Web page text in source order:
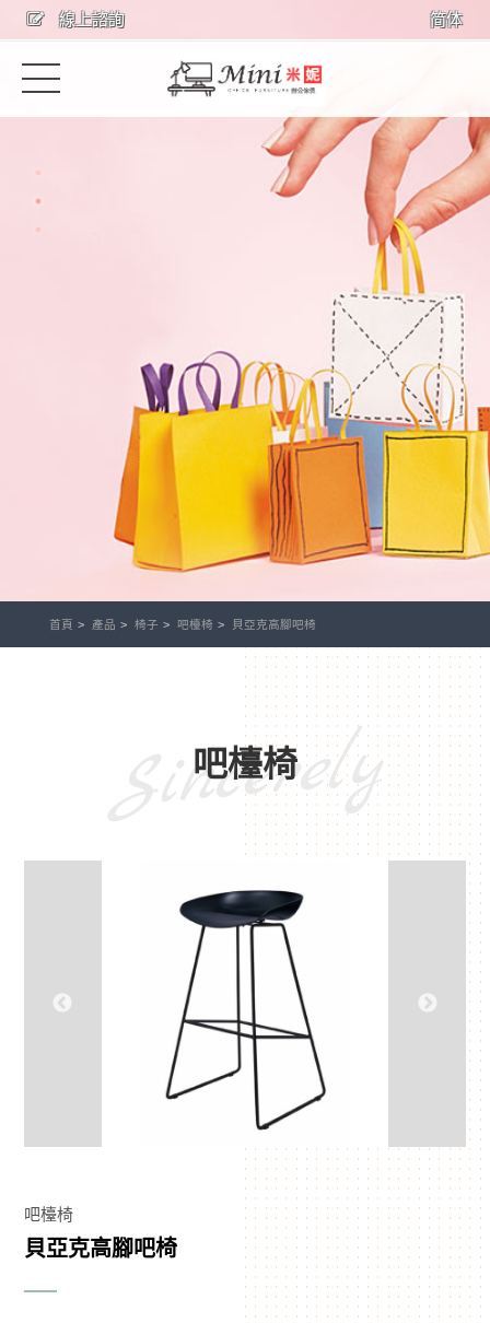
線上諮詢 简体
首頁 產品 椅子 吧檯椅 貝亞克高腳吧椅
吧檯椅
Sincerely
吧檯椅
貝亞克高腳吧椅